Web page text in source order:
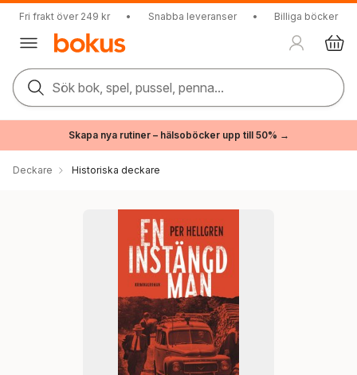
Fri frakt över 249 kr • Snabba leveranser • Billiga böcker
Sök bok, spel, pussel, penna...
Skapa nya rutiner – hälsoböcker upp till 50% →
Deckare Historiska deckare